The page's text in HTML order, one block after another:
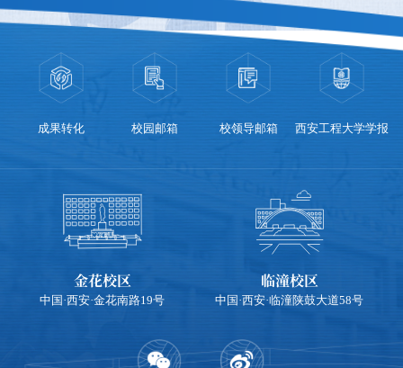
成果转化 校园邮箱 校领导邮箱 西安工程大学学报
金花校区
中国·西安·金花南路19号
临潼校区
中国·西安·临潼陕鼓大道58号